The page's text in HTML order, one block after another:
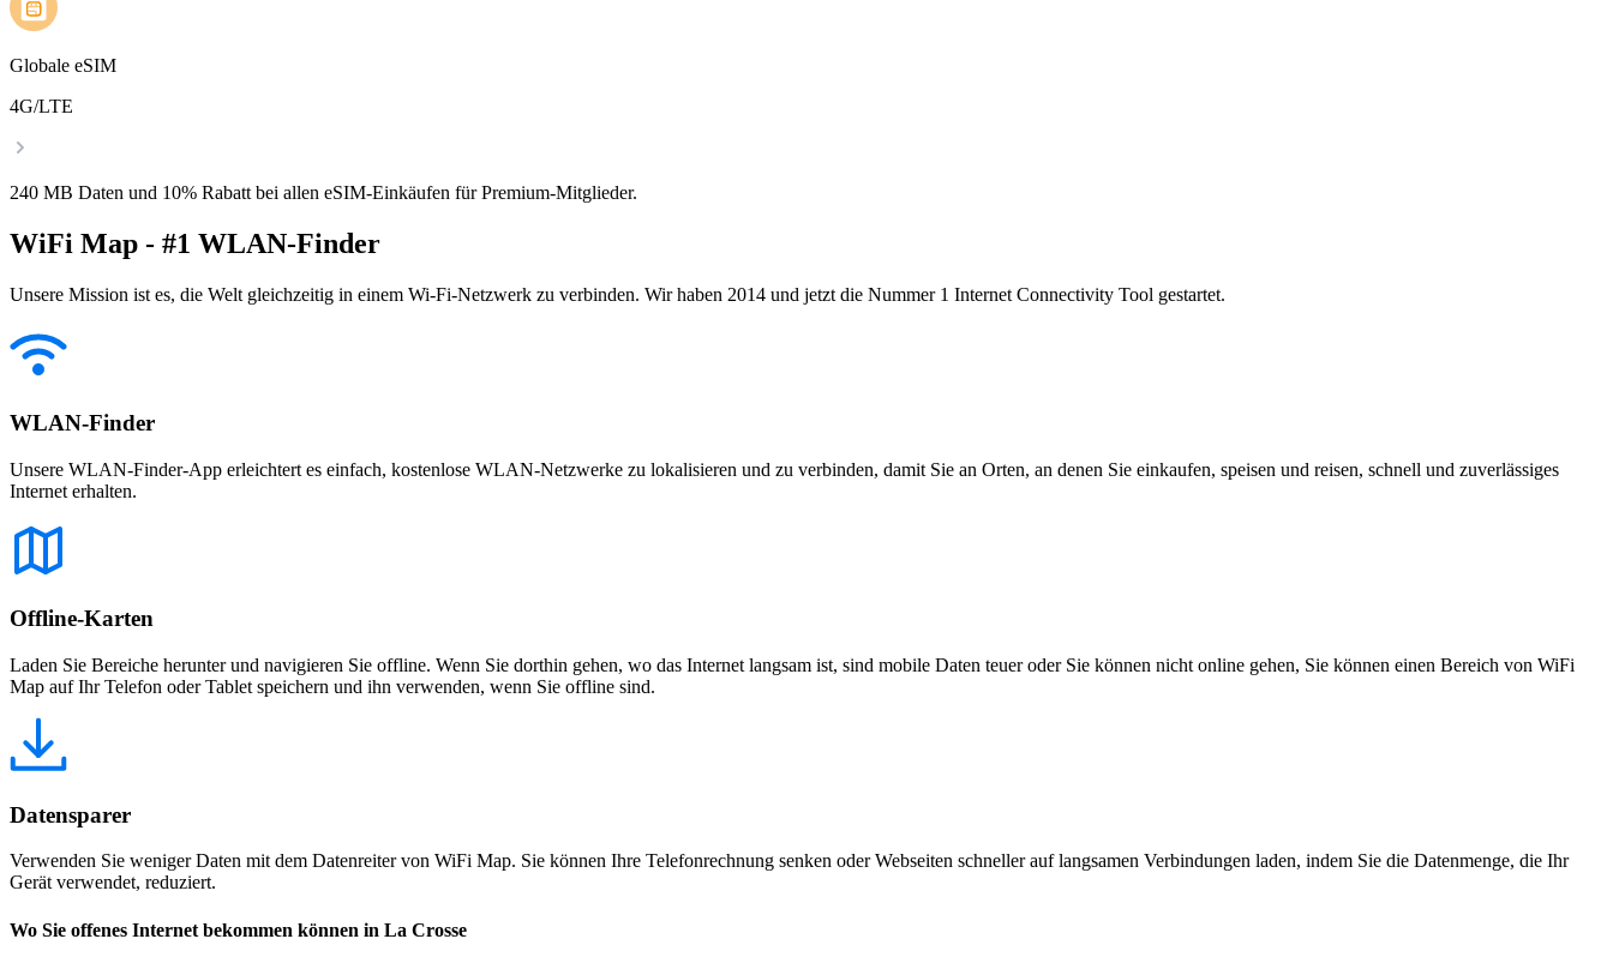
Globale eSIM
4G/LTE
240 MB Daten und 10% Rabatt bei allen eSIM-Einkäufen für Premium-Mitglieder.
WiFi Map - #1 WLAN-Finder
Unsere Mission ist es, die Welt gleichzeitig in einem Wi-Fi-Netzwerk zu verbinden. Wir haben 2014 und jetzt die Nummer 1 Internet Connectivity Tool gestartet.
WLAN-Finder
Unsere WLAN-Finder-App erleichtert es einfach, kostenlose WLAN-Netzwerke zu lokalisieren und zu verbinden, damit Sie an Orten, an denen Sie einkaufen, speisen und reisen, schnell und zuverlässiges
Internet erhalten.
Offline-Karten
Laden Sie Bereiche herunter und navigieren Sie offline. Wenn Sie dorthin gehen, wo das Internet langsam ist, sind mobile Daten teuer oder Sie können nicht online gehen, Sie können einen Bereich von WiFi
Map auf Ihr Telefon oder Tablet speichern und ihn verwenden, wenn Sie offline sind.
Datensparer
Verwenden Sie weniger Daten mit dem Datenreiter von WiFi Map. Sie können Ihre Telefonrechnung senken oder Webseiten schneller auf langsamen Verbindungen laden, indem Sie die Datenmenge, die Ihr
Gerät verwendet, reduziert.
Wo Sie offenes Internet bekommen können in La Crosse